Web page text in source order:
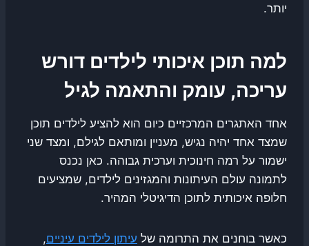
יותר.
למה תוכן איכותי לילדים דורש
עריכה, עומק והתאמה לגיל
אחד האתגרים המרכזיים כיום הוא להציע לילדים תוכן
שמצד אחד יהיה נגיש, מעניין ומותאם לגילם, ומצד שני
ישמור על רמה חינוכית וערכית גבוהה. כאן נכנס
לתמונה עולם העיתונות והמגזינים לילדים, שמציעים
חלופה איכותית לתוכן הדיגיטלי המהיר.
כאשר בוחנים את התרומה של עיתון לילדים עיניים,